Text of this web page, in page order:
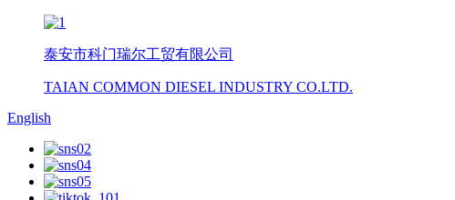
泰安市科门瑞尔工贸有限公司
TAIAN COMMON DIESEL INDUSTRY CO.LTD.
English